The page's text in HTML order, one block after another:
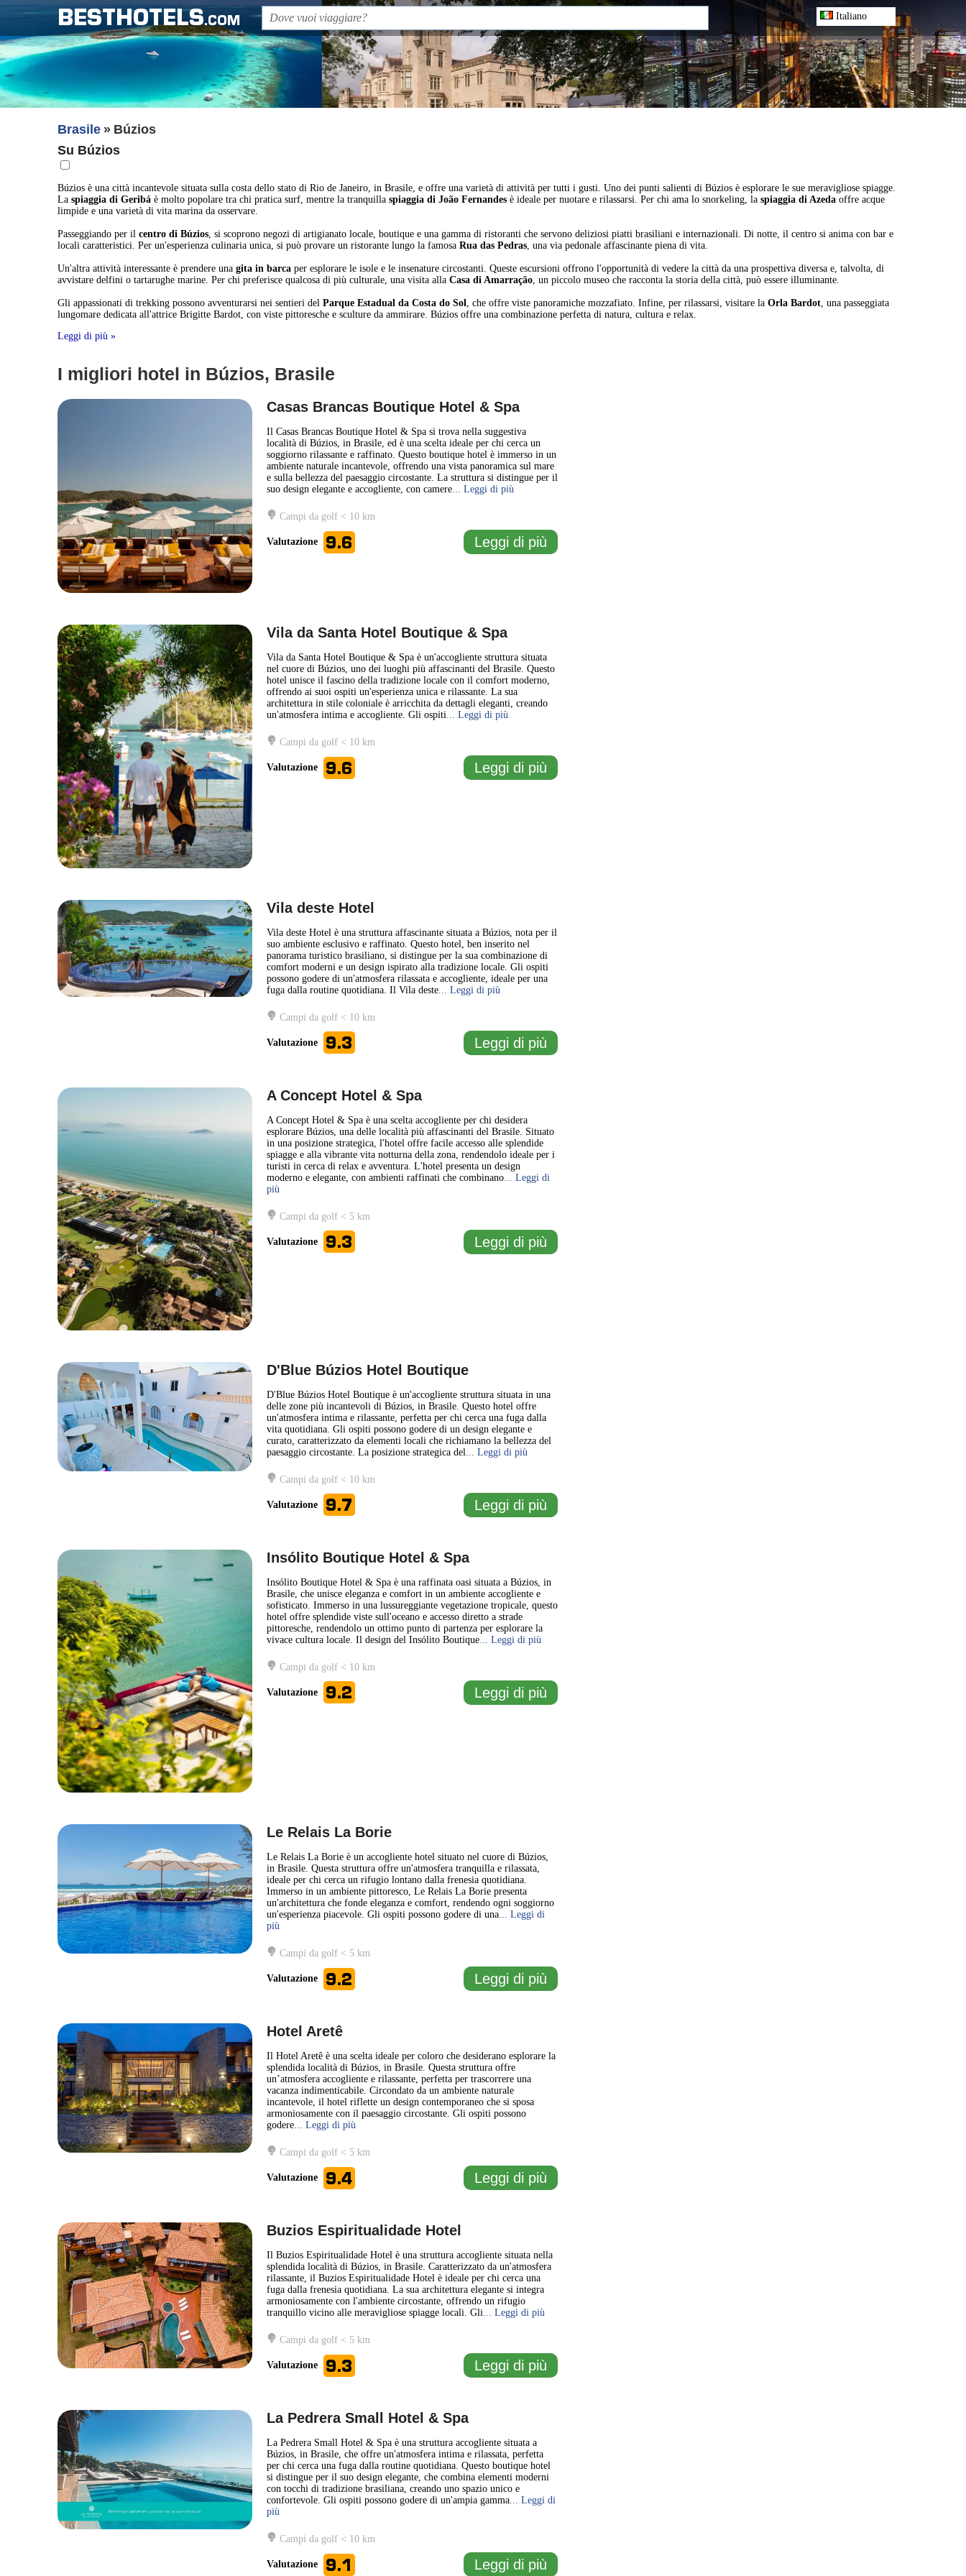
BESTHOTELS.COM Italiano
Brasile
Búzios
Su Búzios
Búzios è una città incantevole situata sulla costa dello stato di Rio de Janeiro, in Brasile, e offre una varietà di attività per tutti i gusti. Uno dei punti salienti di Búzios è esplorare le sue meravigliose spiagge.
Laspiaggia di Geribá è molto popolare tra chi pratica surf, mentre la tranquillaspiaggia di João Fernandes è ideale per nuotare e rilassarsi. Per chi ama lo snorkeling, laspiaggia di Azeda offre acque
limpide e una varietà di vita marina da osservare.
Passeggiando per ilcentro di Búzios, si scoprono negozi di artigianato locale, boutique e una gamma di ristoranti che servono deliziosi piatti brasiliani e internazionali. Di notte, il centro si anima con bar e
locali caratteristici. Per un'esperienza culinaria unica, si può provare un ristorante lungo la famosaRua das Pedras, una via pedonale affascinante piena di vita.
Un'altra attività interessante è prendere unagita in barca per esplorare le isole e le insenature circostanti. Queste escursioni offrono l'opportunità di vedere la città da una prospettiva diversa e, talvolta, di
avvistare delfini o tartarughe marine. Per chi preferisce qualcosa di più culturale, una visita allaCasa di Amarração, un piccolo museo che racconta la storia della città, può essere illuminante.
Gli appassionati di trekking possono avventurarsi nei sentieri delParque Estadual da Costa do Sol, che offre viste panoramiche mozzafiato. Infine, per rilassarsi, visitare laOrla Bardot, una passeggiata
lungomare dedicata all'attrice Brigitte Bardot, con viste pittoresche e sculture da ammirare. Búzios offre una combinazione perfetta di natura, cultura e relax.
Leggi di più »
I migliori hotel in Búzios, Brasile
Casas Brancas Boutique Hotel & Spa
Il Casas Brancas Boutique Hotel & Spa si trova nella suggestiva
località di Búzios, in Brasile, ed è una scelta ideale per chi cerca un
soggiorno rilassante e raffinato. Questo boutique hotel è immerso in un
ambiente naturale incantevole, offrendo una vista panoramica sul mare
e sulla bellezza del paesaggio circostante. La struttura si distingue per il
suo design elegante e accogliente, con camere... Leggi di più
Campi da golf < 10 km
Valutazione 9.6 Leggi di più
Vila da Santa Hotel Boutique & Spa
Vila da Santa Hotel Boutique & Spa è un'accogliente struttura situata
nel cuore di Búzios, uno dei luoghi più affascinanti del Brasile. Questo
hotel unisce il fascino della tradizione locale con il comfort moderno,
offrendo ai suoi ospiti un'esperienza unica e rilassante. La sua
architettura in stile coloniale è arricchita da dettagli eleganti, creando
un'atmosfera intima e accogliente. Gli ospiti... Leggi di più
Campi da golf < 10 km
Valutazione 9.6 Leggi di più
Vila deste Hotel
Vila deste Hotel è una struttura affascinante situata a Búzios, nota per il
suo ambiente esclusivo e raffinato. Questo hotel, ben inserito nel
panorama turistico brasiliano, si distingue per la sua combinazione di
comfort moderni e un design ispirato alla tradizione locale. Gli ospiti
possono godere di un'atmosfera rilassata e accogliente, ideale per una
fuga dalla routine quotidiana. Il Vila deste... Leggi di più
Campi da golf < 10 km
Valutazione 9.3 Leggi di più
A Concept Hotel & Spa
A Concept Hotel & Spa è una scelta accogliente per chi desidera
esplorare Búzios, una delle località più affascinanti del Brasile. Situato
in una posizione strategica, l'hotel offre facile accesso alle splendide
spiagge e alla vibrante vita notturna della zona, rendendolo ideale per i
turisti in cerca di relax e avventura. L'hotel presenta un design
moderno e elegante, con ambienti raffinati che combinano... Leggi di
più
Campi da golf < 5 km
Valutazione 9.3 Leggi di più
D'Blue Búzios Hotel Boutique
D'Blue Búzios Hotel Boutique è un'accogliente struttura situata in una
delle zone più incantevoli di Búzios, in Brasile. Questo hotel offre
un'atmosfera intima e rilassante, perfetta per chi cerca una fuga dalla
vita quotidiana. Gli ospiti possono godere di un design elegante e
curato, caratterizzato da elementi locali che richiamano la bellezza del
paesaggio circostante. La posizione strategica del
... Leggi di più
Campi da golf < 10 km
Valutazione 9.7 Leggi di più
Insólito Boutique Hotel & Spa
Insólito Boutique Hotel & Spa è una raffinata oasi situata a Búzios, in
Brasile, che unisce eleganza e comfort in un ambiente accogliente e
sofisticato. Immerso in una lussureggiante vegetazione tropicale, questo
hotel offre splendide viste sull'oceano e accesso diretto a strade
pittoresche, rendendolo un ottimo punto di partenza per esplorare la
vivace cultura locale. Il design del Insólito Boutique... Leggi di più
Campi da golf < 10 km
Valutazione 9.2 Leggi di più
Le Relais La Borie
Le Relais La Borie è un accogliente hotel situato nel cuore di Búzios,
in Brasile. Questa struttura offre un'atmosfera tranquilla e rilassata,
ideale per chi cerca un rifugio lontano dalla frenesia quotidiana.
Immerso in un ambiente pittoresco, Le Relais La Borie presenta
un'architettura che fonde eleganza e comfort, rendendo ogni soggiorno
un'esperienza piacevole. Gli ospiti possono godere di una... Leggi di
più
Campi da golf < 5 km
Valutazione 9.2 Leggi di più
Hotel Aretê
Il Hotel Aretê è una scelta ideale per coloro che desiderano esplorare la
splendida località di Búzios, in Brasile. Questa struttura offre
un’atmosfera accogliente e rilassante, perfetta per trascorrere una
vacanza indimenticabile. Circondato da un ambiente naturale
incantevole, il hotel riflette un design contemporaneo che si sposa
armoniosamente con il paesaggio circostante. Gli ospiti possono
godere... Leggi di più
Campi da golf < 5 km
Valutazione 9.4 Leggi di più
Buzios Espiritualidade Hotel
Il Buzios Espiritualidade Hotel è una struttura accogliente situata nella
splendida località di Búzios, in Brasile. Caratterizzato da un'atmosfera
rilassante, il Buzios Espiritualidade Hotel è ideale per chi cerca una
fuga dalla frenesia quotidiana. La sua architettura elegante si integra
armoniosamente con l'ambiente circostante, offrendo un rifugio
tranquillo vicino alle meravigliose spiagge locali. Gli... Leggi di più
Campi da golf < 5 km
Valutazione 9.3 Leggi di più
La Pedrera Small Hotel & Spa
La Pedrera Small Hotel & Spa è una struttura accogliente situata a
Búzios, in Brasile, che offre un'atmosfera intima e rilassata, perfetta
per chi cerca una fuga dalla routine quotidiana. Questo boutique hotel
si distingue per il suo design elegante, che combina elementi moderni
con tocchi di tradizione brasiliana, creando uno spazio unico e
confortevole. Gli ospiti possono godere di un'ampia gamma... Leggi di
più
Campi da golf < 10 km
Valutazione 9.1 Leggi di più